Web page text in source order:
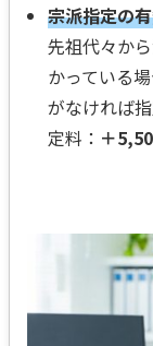
宗派指定の
先祖代々か
かっている
がなければ
定料： ＋